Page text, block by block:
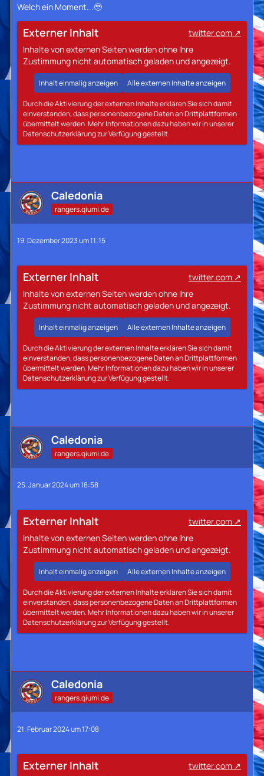
Welch ein Moment...🥹
Externer Inhalt
twitter.com
Inhalte von externen Seiten werden ohne Ihre
Zustimmung nicht automatisch geladen und angezeigt.
Inhalt einmalig anzeigen Alle externen Inhalte anzeigen
Durch die Aktivierung der externen Inhalte erklären Sie sich damit
einverstanden, dass personenbezogene Daten an Drittplattformen
übermittelt werden. Mehr Informationen dazu haben wir in unserer
Datenschutzerklärung zur Verfügung gestellt.
Caledonia
rangers.qiumi.de
19. Dezember 2023 um 11:15
Externer Inhalt
twitter.com
Inhalte von externen Seiten werden ohne Ihre
Zustimmung nicht automatisch geladen und angezeigt.
Inhalt einmalig anzeigen Alle externen Inhalte anzeigen
Durch die Aktivierung der externen Inhalte erklären Sie sich damit
einverstanden, dass personenbezogene Daten an Drittplattformen
übermittelt werden. Mehr Informationen dazu haben wir in unserer
Datenschutzerklärung zur Verfügung gestellt.
Caledonia
rangers.qiumi.de
25. Januar 2024 um 18:58
Externer Inhalt
twitter.com
Inhalte von externen Seiten werden ohne Ihre
Zustimmung nicht automatisch geladen und angezeigt.
Inhalt einmalig anzeigen Alle externen Inhalte anzeigen
Durch die Aktivierung der externen Inhalte erklären Sie sich damit
einverstanden, dass personenbezogene Daten an Drittplattformen
übermittelt werden. Mehr Informationen dazu haben wir in unserer
Datenschutzerklärung zur Verfügung gestellt.
Caledonia
rangers.qiumi.de
21. Februar 2024 um 17:08
Externer Inhalt
twitter.com